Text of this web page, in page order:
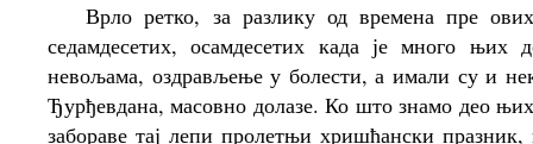
Врло ретко, за разлику од времена пре ових
седамдесетих, осамдесетих када је много
невољама, оздрављење у болести, а имали су и
Ђурђевдана, масовно долазе. Ко што знамо део
забораве тај лепи пролетњи хришћански